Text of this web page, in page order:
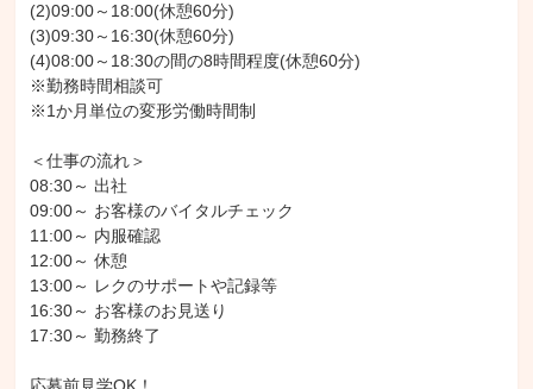
(2)09:00～18:00(休憩60分)
(3)09:30～16:30(休憩60分)
(4)08:00～18:30の間の8時間程度(休憩60分)
※勤務時間相談可
※1か月単位の変形労働時間制
＜仕事の流れ＞
08:30～ 出社
09:00～ お客様のバイタルチェック
11:00～ 内服確認
12:00～ 休憩
13:00～ レクのサポートや記録等
16:30～ お客様のお見送り
17:30～ 勤務終了